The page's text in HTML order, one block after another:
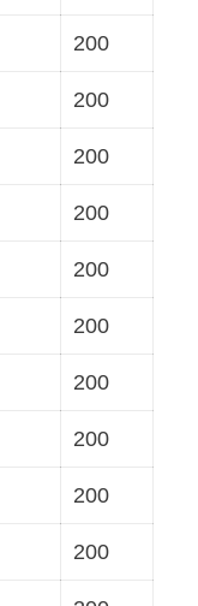
200
200
200
200
200
200
200
200
200
200